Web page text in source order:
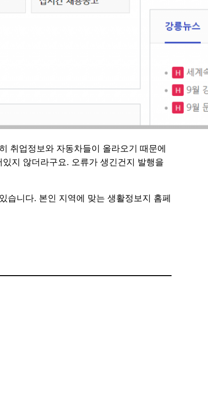
취업정보와 자동차들이 올라오기 때문에
지 않더라구요. 오류가 생긴건지 발행을
습니다. 본인 지역에 맞는 생활정보지 홈페